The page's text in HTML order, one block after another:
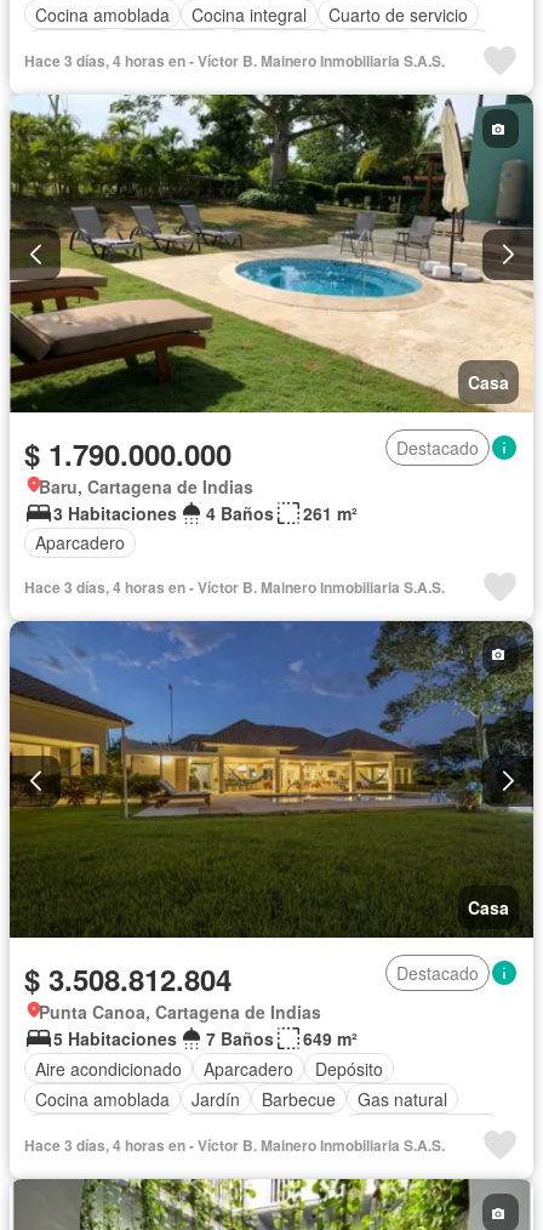
Cocina amoblada
Cocina integral
Cuarto de servicio
Terraza
Wifi
Hace 3 días, 4 horas en - Víctor B. Mainero Inmobiliaria S.A.S.
Casa
$ 1.790.000.000
Destacado
Baru, Cartagena de Indias
3 Habitaciones
4 Baños
261 m²
Aparcadero
Hace 3 días, 4 horas en - Víctor B. Mainero Inmobiliaria S.A.S.
Casa
$ 3.508.812.804
Destacado
Punta Canoa, Cartagena de Indias
5 Habitaciones
7 Baños
649 m²
Aire acondicionado
Aparcadero
Depósito
Cocina amoblada
Jardín Barbecue
Gas natural
Cuarto de servicio
Piscina
Patio
Hace 3 días, 4 horas en - Víctor B. Mainero Inmobiliaria S.A.S.